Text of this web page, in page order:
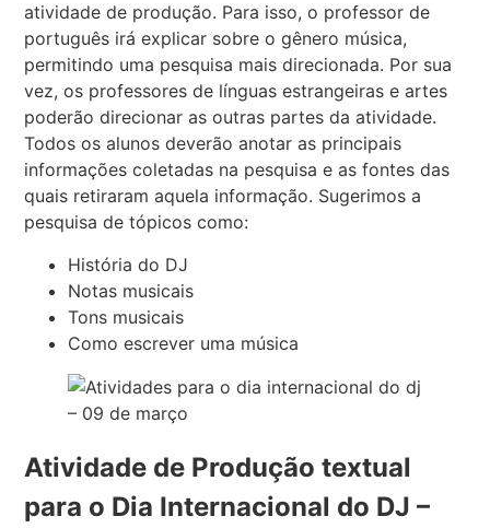
atividade de produção. Para isso, o professor de
português irá explicar sobre o gênero música,
permitindo uma pesquisa mais direcionada. Por sua
vez, os professores de línguas estrangeiras e artes
poderão direcionar as outras partes da atividade.
Todos os alunos deverão anotar as principais
informações coletadas na pesquisa e as fontes das
quais retiraram aquela informação. Sugerimos a
pesquisa de tópicos como:
História do DJ
Notas musicais
Tons musicais
Como escrever uma música
Atividade de Produção textual
para o Dia Internacional do DJ –